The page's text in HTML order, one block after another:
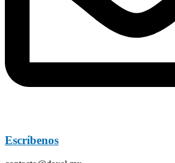
Escríbenos